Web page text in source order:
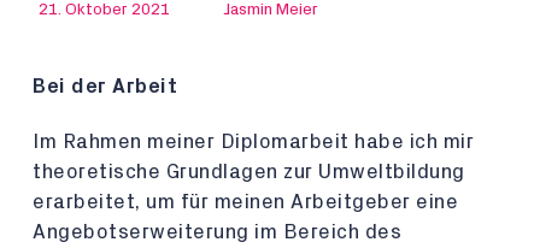
21. Oktober 2021 Jasmin Meier
Bei der Arbeit
Im Rahmen meiner Diplomarbeit habe ich mir
theoretische Grundlagen zur Umweltbildung
erarbeitet, um für meinen Arbeitgeber eine
Angebotserweiterung im Bereich des